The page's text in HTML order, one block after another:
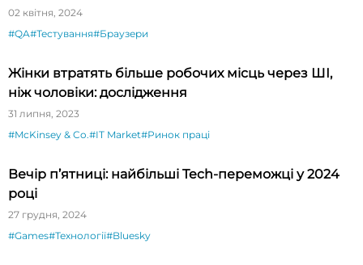
02 квітня, 2024
#QA#Тестування#Браузери
Жінки втратять більше робочих місць через ШІ,
ніж чоловіки: дослідження
31 липня, 2023
#McKinsey & Co.#IT Market#Ринок праці
Вечір п’ятниці: найбільші Tech-переможці у 2024
році
27 грудня, 2024
#Games#Технології#Bluesky